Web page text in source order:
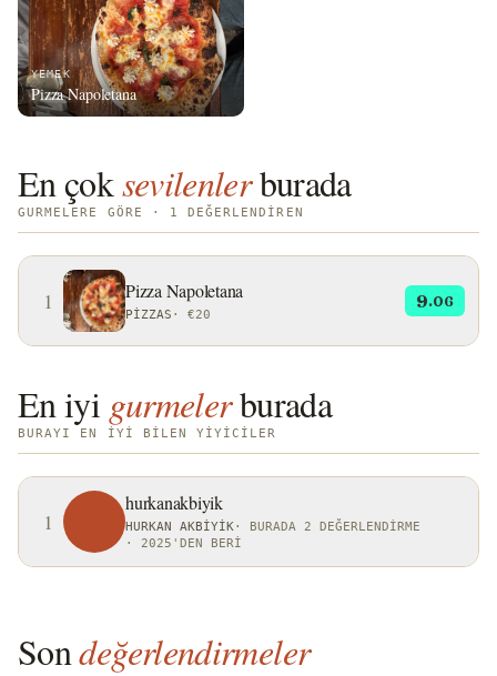
YEMEK
Pizza Napoletana
En çoksevilenlerburada
GURMELERE GÖRE · 1 DEĞERLENDIREN
1 Pizza Napoletana
PIZZAS · €20
9.06
En iyi gurmelerburada
BURAYI EN IYI BILEN YIYICILER
1
hurkanakbiyik
HURKAN AKBIYIK · BURADA 2 DEĞERLENDIRME
· 2025'DEN BERI
Sondeğerlendirmeler